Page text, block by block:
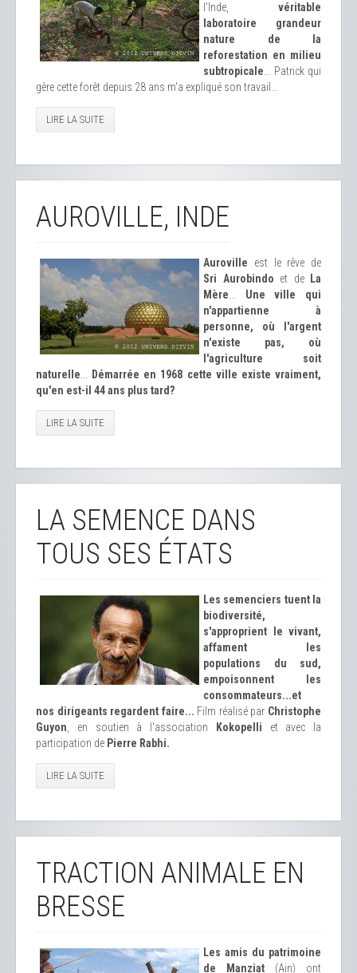
l'Inde, véritable
laboratoire grandeur
nature de la
reforestation en milieu
subtropicale ... Patrick qui
gère cette forêt depuis 28 ans m'a expliqué son travail...
LIRE LA SUITE
AUROVILLE, INDE
Auroville est le rêve de
Sri Aurobindo et de
La
Mère
Une ville qui
n'appartienne à
personne, où l'argent
n'existe pas, où
l'agriculture soit
naturelle
Démarrée en 1968 cette ville existe vraiment,
qu'en est-il 44 ans plus tard?
LIRE LA SUITE
LA SEMENCE DANS
TOUS SES ÉTATS
Les semenciers tuent la
biodiversité,
s'approprient le vivant,
affament les
populations du sud,
empoisonnent les
consommateurs...et
nos dirigeants regardent faire... Film réalisé par Christophe
Guyon , en soutien à l'association Kokopelli et avec la
participation de Pierre Rabhi.
LIRE LA SUITE
TRACTION ANIMALE EN
BRESSE
Les amis du patrimoine
de Manziat (Ain) ont